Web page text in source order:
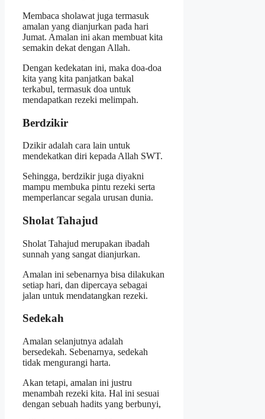
Membaca sholawat juga termasuk
amalan yang dianjurkan pada hari
Jumat. Amalan ini akan membuat kita
semakin dekat dengan Allah.
Dengan kedekatan ini, maka doa-doa
kita yang kita panjatkan bakal
terkabul, termasuk doa untuk
mendapatkan rezeki melimpah.
Berdzikir
Dzikir adalah cara lain untuk
mendekatkan diri kepada Allah SWT.
Sehingga, berdzikir juga diyakni
mampu membuka pintu rezeki serta
memperlancar segala urusan dunia.
Sholat Tahajud
Sholat Tahajud merupakan ibadah
sunnah yang sangat dianjurkan.
Amalan ini sebenarnya bisa dilakukan
setiap hari, dan dipercaya sebagai
jalan untuk mendatangkan rezeki.
Sedekah
Amalan selanjutnya adalah
bersedekah. Sebenarnya, sedekah
tidak mengurangi harta.
Akan tetapi, amalan ini justru
menambah rezeki kita. Hal ini sesuai
dengan sebuah hadits yang berbunyi,